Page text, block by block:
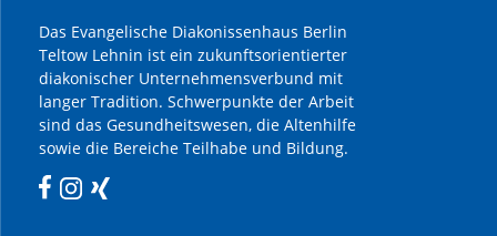
Das Evangelische Diakonissenhaus Berlin
Teltow Lehnin ist ein zukunftsorientierter
diakonischer Unternehmensverbund mit
langer Tradition. Schwerpunkte der Arbeit
sind das Gesundheitswesen, die Altenhilfe
sowie die Bereiche Teilhabe und Bildung.